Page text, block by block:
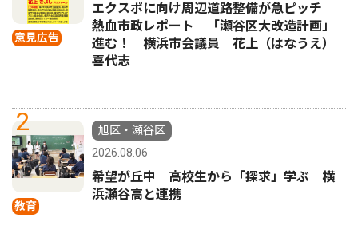
意見広告
エクスポに向け周辺道路整備が急ピッチ
熱血市政レポート 「瀬谷区大改造計画」
進む！ 横浜市会議員 花上（はなうえ）
喜代志
2
教育
旭区・瀬谷区
2026.08.06
希望が丘中 高校生から「探求」学ぶ 横
浜瀬谷高と連携